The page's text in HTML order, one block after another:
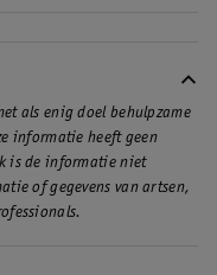
als enig doel behulpzame
informatie heeft geen
is de informatie niet
of gegevens van artsen,